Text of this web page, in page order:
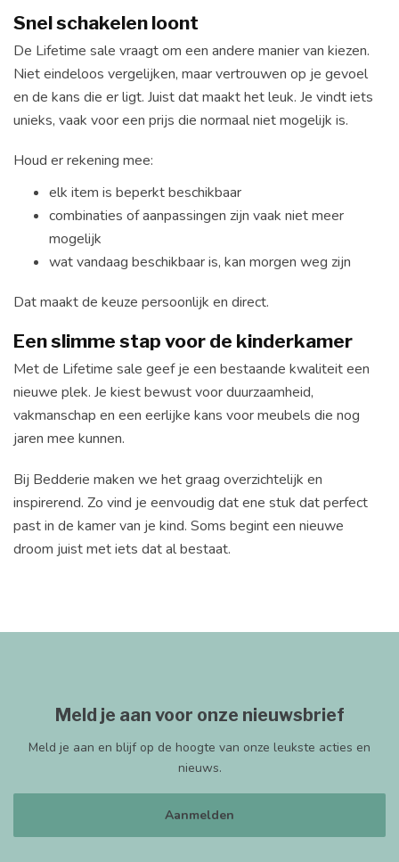
Snel schakelen loont
De Lifetime sale vraagt om een andere manier van kiezen.
Niet eindeloos vergelijken, maar vertrouwen op je gevoel
en de kans die er ligt. Juist dat maakt het leuk. Je vindt iets
unieks, vaak voor een prijs die normaal niet mogelijk is.
Houd er rekening mee:
elk item is beperkt beschikbaar
combinaties of aanpassingen zijn vaak niet meer
mogelijk
wat vandaag beschikbaar is, kan morgen weg zijn
Dat maakt de keuze persoonlijk en direct.
Een slimme stap voor de kinderkamer
Met de Lifetime sale geef je een bestaande kwaliteit een
nieuwe plek. Je kiest bewust voor duurzaamheid,
vakmanschap en een eerlijke kans voor meubels die nog
jaren mee kunnen.
Bij Bedderie maken we het graag overzichtelijk en
inspirerend. Zo vind je eenvoudig dat ene stuk dat perfect
past in de kamer van je kind. Soms begint een nieuwe
droom juist met iets dat al bestaat.
Meld je aan voor onze nieuwsbrief
Meld je aan en blijf op de hoogte van onze leukste acties en
nieuws.
Aanmelden